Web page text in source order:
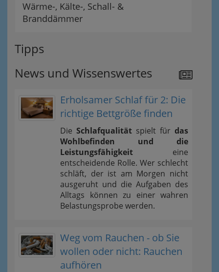
Wärme-, Kälte-, Schall- &
Branddämmer
Tipps
News und Wissenswertes
Erholsamer Schlaf für 2: Die
richtige Bettgröße finden
Die Schlafqualität spielt für das
Wohlbefinden und die
Leistungsfähigkeit eine
entscheidende Rolle. Wer schlecht
schläft, der ist am Morgen nicht
ausgeruht und die Aufgaben des
Alltags können zu einer wahren
Belastungsprobe werden.
Weg vom Rauchen - ob Sie
wollen oder nicht: Rauchen
aufhören